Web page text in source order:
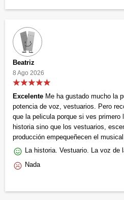
Beatriz
8 Ago 2026
Excelente Me ha gustado mucho la
potencia de voz, vestuarios. Pero
que la pelicula porque si ves
historia sino que los vestuarios,
producción empequeñecen el musical.
La historia. Vestuario. La voz de
Nada